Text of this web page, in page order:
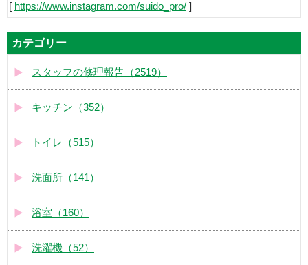
[ https://www.instagram.com/suido_pro/ ]
カテゴリー
スタッフの修理報告（2519）
キッチン（352）
トイレ（515）
洗面所（141）
浴室（160）
洗濯機（52）